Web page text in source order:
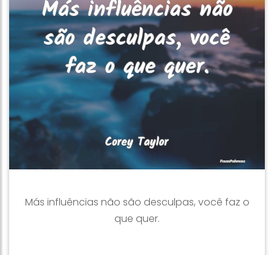
Más influências não são desculpas, você faz o
que quer.